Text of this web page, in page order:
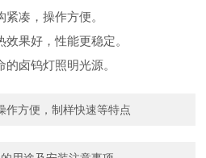
凑，操作方便。
果好，性能更稳定。
卤钨灯照明光源。
作方便，制样快速等特点